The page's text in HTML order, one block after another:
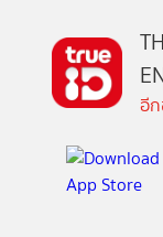
อี